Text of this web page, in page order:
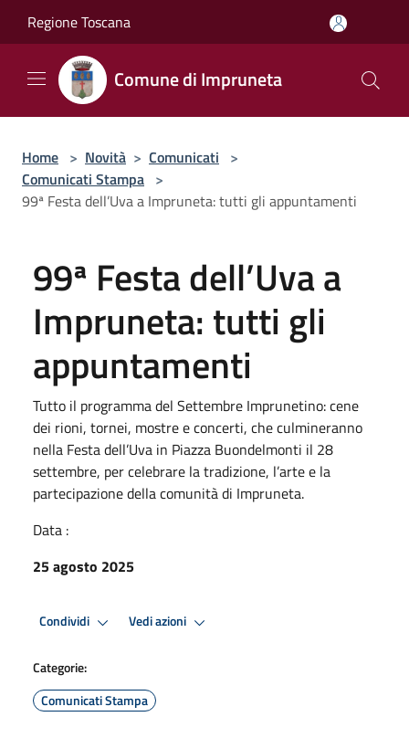
Regione Toscana
Comune di Impruneta
Home > Novità > Comunicati >
Comunicati Stampa >
99ª Festa dell’Uva a Impruneta: tutti gli appuntamenti
99ª Festa dell’Uva a
Impruneta: tutti gli
appuntamenti
Tutto il programma del Settembre Imprunetino: cene
dei rioni, tornei, mostre e concerti, che culmineranno
nella Festa dell’Uva in Piazza Buondelmonti il 28
settembre, per celebrare la tradizione, l’arte e la
partecipazione della comunità di Impruneta.
Data :
25 agosto 2025
Condividi Vedi azioni
Categorie:
Comunicati Stampa